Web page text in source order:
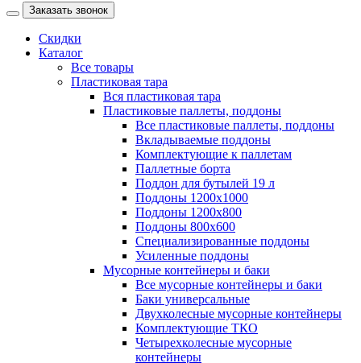
Заказать звонок
Скидки
Каталог
Все товары
Пластиковая тара
Вся пластиковая тара
Пластиковые паллеты, поддоны
Все пластиковые паллеты, поддоны
Вкладываемые поддоны
Комплектующие к паллетам
Паллетные борта
Поддон для бутылей 19 л
Поддоны 1200х1000
Поддоны 1200х800
Поддоны 800х600
Специализированные поддоны
Усиленные поддоны
Мусорные контейнеры и баки
Все мусорные контейнеры и баки
Баки универсальные
Двухколесные мусорные контейнеры
Комплектующие ТКО
Четырехколесные мусорные
контейнеры